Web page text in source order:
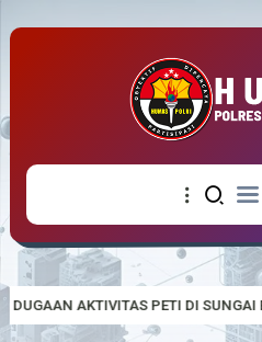
DI SUNGAI EMPALAK Polsek